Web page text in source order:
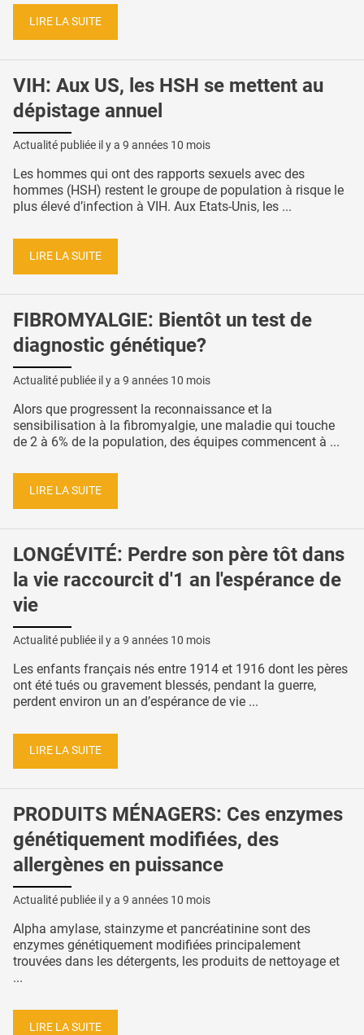
LIRE LA SUITE
VIH: Aux US, les HSH se mettent au
dépistage annuel
Actualité publiée il y a 9 années 10 mois
Les hommes qui ont des rapports sexuels avec des
hommes (HSH) restent le groupe de population à risque le
plus élevé d’infection à VIH. Aux Etats-Unis, les ...
LIRE LA SUITE
FIBROMYALGIE: Bientôt un test de
diagnostic génétique?
Actualité publiée il y a 9 années 10 mois
Alors que progressent la reconnaissance et la
sensibilisation à la fibromyalgie, une maladie qui touche
de 2 à 6% de la population, des équipes commencent à ...
LIRE LA SUITE
LONGÉVITÉ: Perdre son père tôt dans
la vie raccourcit d'1 an l'espérance de
vie
Actualité publiée il y a 9 années 10 mois
Les enfants français nés entre 1914 et 1916 dont les pères
ont été tués ou gravement blessés, pendant la guerre,
perdent environ un an d’espérance de vie ...
LIRE LA SUITE
PRODUITS MÉNAGERS: Ces enzymes
génétiquement modifiées, des
allergènes en puissance
Actualité publiée il y a 9 années 10 mois
Alpha amylase, stainzyme et pancréatinine sont des
enzymes génétiquement modifiées principalement
trouvées dans les détergents, les produits de nettoyage et
...
LIRE LA SUITE